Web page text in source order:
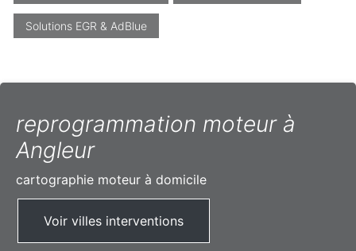
Solutions EGR & AdBlue
reprogrammation moteur à
Angleur
cartographie moteur à domicile
Voir villes interventions